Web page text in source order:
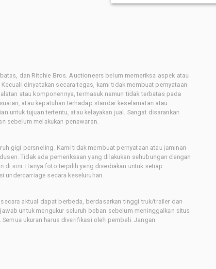
dan Ritchie Bros. Auctioneers belum memeriksa aspek atau
dinyatakan secara tegas, kami tidak membuat pernyataan
atau komponennya, termasuk namun tidak terbatas pada
atau kepatuhan terhadap standar keselamatan atau
untuk tujuan tertentu, atau kelayakan jual. Sangat disarankan
sebelum melakukan penawaran.
gigi persneling. Kami tidak membuat pernyataan atau jaminan
Tidak ada pemeriksaan yang dilakukan sehubungan dengan
di sini. Hanya foto terpilih yang disediakan untuk setiap
undercarriage secara keseluruhan.
aktual dapat berbeda, berdasarkan tinggi truk/trailer dan
untuk mengukur seluruh beban sebelum meninggalkan situs
ukuran harus diverifikasi oleh pembeli. Jangan